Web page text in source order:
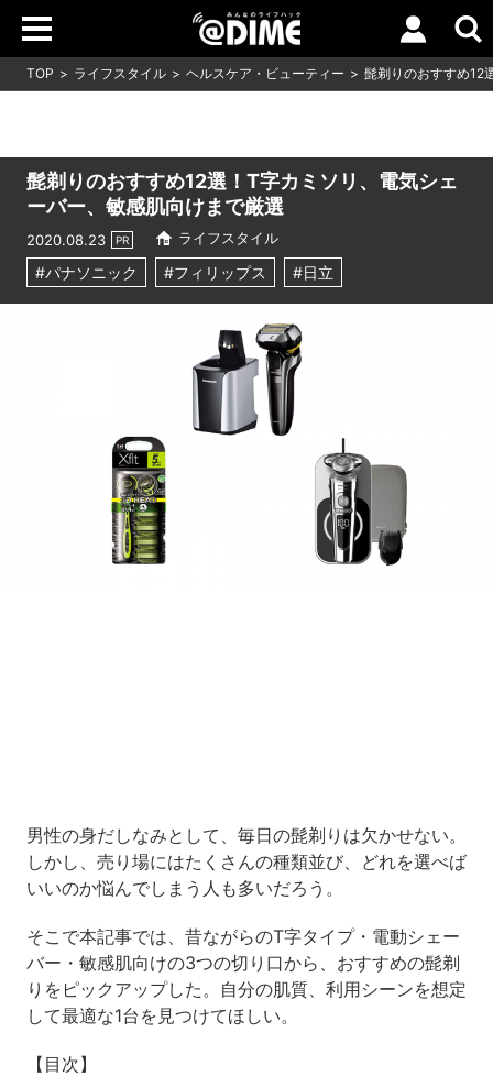
TOP ライフスタイル ヘルスケア・ビューティー 髭剃りのおすすめ12
髭剃りのおすすめ12選！T字カミソリ、電気シェ
ーバー、敏感肌向けまで厳選
2020.08.23 PR ライフスタイル
#パナソニック #フィリップス #日立
男性の身だしなみとして、毎日の髭剃りは欠かせない。
しかし、売り場にはたくさんの種類並び、どれを選べば
いいのか悩んでしまう人も多いだろう。
そこで本記事では、昔ながらのT字タイプ・電動シェー
バー・敏感肌向けの3つの切り口から、おすすめの髭剃
りをピックアップした。自分の肌質、利用シーンを想定
して最適な1台を見つけてほしい。
【目次】